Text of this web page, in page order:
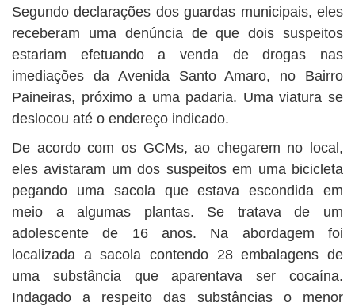
Segundo declarações dos guardas municipais, eles
receberam uma denúncia de que dois suspeitos
estariam efetuando a venda de drogas nas
imediações da Avenida Santo Amaro, no Bairro
Paineiras, próximo a uma padaria. Uma viatura se
deslocou até o endereço indicado.
De acordo com os GCMs, ao chegarem no local,
eles avistaram um dos suspeitos em uma bicicleta
pegando uma sacola que estava escondida em
meio a algumas plantas. Se tratava de um
adolescente de 16 anos. Na abordagem foi
localizada a sacola contendo 28 embalagens de
uma substância que aparentava ser cocaína.
Indagado a respeito das substâncias o menor